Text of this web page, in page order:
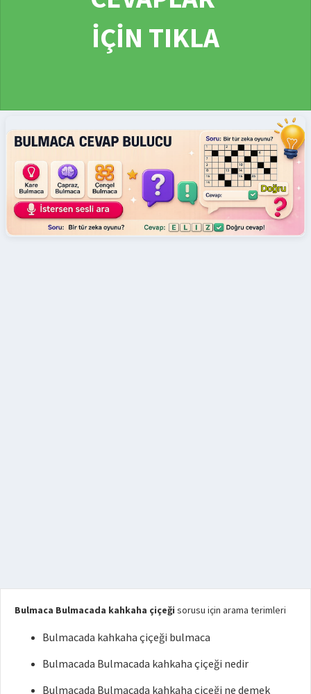
İÇİN TIKLA
Bulmaca Bulmacada kahkaha çiçeği sorusu için arama terimleri
Bulmacada kahkaha çiçeği bulmaca
Bulmacada Bulmacada kahkaha çiçeği nedir
Bulmacada Bulmacada kahkaha çiçeği ne demek